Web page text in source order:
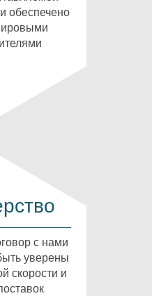
обеспечено
с нами
уверены
скорости и